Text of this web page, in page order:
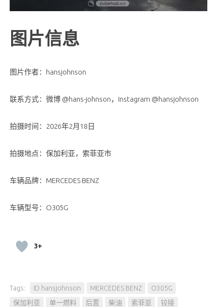
图片信息
图片作者：hansjohnson
联系方式：微博 @hans-johnson，Instagram @hansjohnson
拍摄时间：2026年2月18日
拍摄地点：保加利亚，索菲亚市
车辆品牌：MERCEDES BENZ
车辆型号：O305G
3+
Tags: ID hansjohnson MERCEDES BENZ
O305G
保加利亚
单一燃料 后置 柴油 索菲亚 铰接